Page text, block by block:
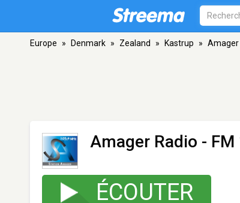
Europe » Denmark » Zealand » Kastrup » Amager
Amager Radio -
ÉCOUTER